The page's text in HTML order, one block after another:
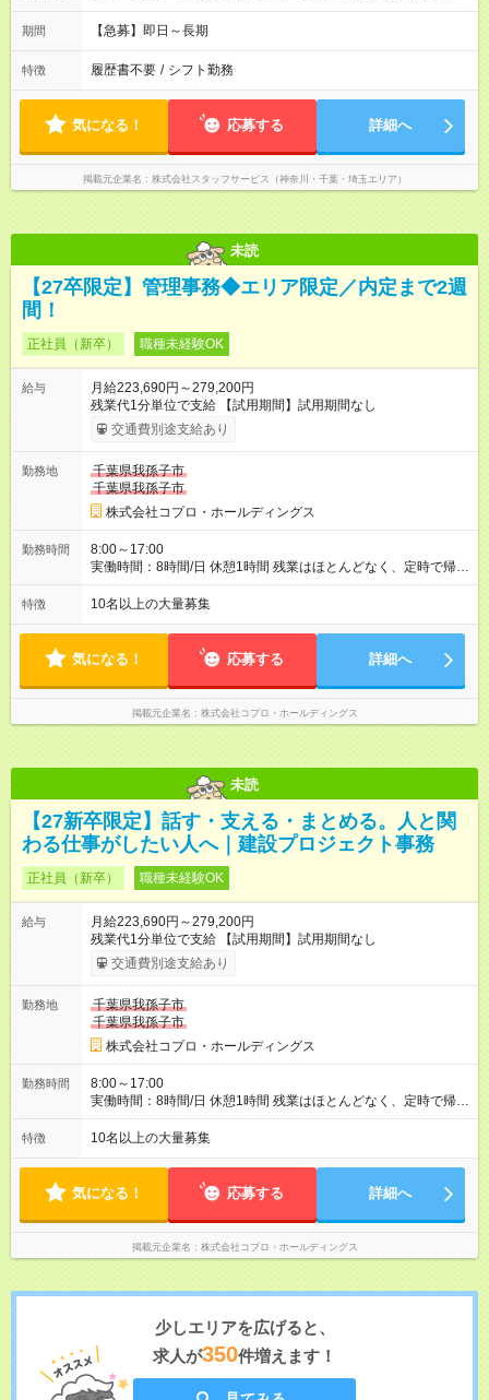
期間 【急募】即日～長期
特徴 履歴書不要 / シフト勤務
気になる！ 応募する 詳細へ
掲載元企業名 株式会社スタッフサービス（神奈川・千葉・埼玉エリア）
未読
【27卒限定】管理事務◆エリア限定／内定まで2週
間！
正社員（新卒） 職種未経験OK
給与
月給223,690円～279,200円
残業代1分単位で支給 【試用期間】試用期間なし
交通費別途支給あり
勤務地
千葉県我孫子市
千葉県我孫子市
株式会社コプロ・ホールディングス
勤務時間
8:00～17:00
実働時間：8時間/日 休憩1時間 残業はほとんどなく、定時で帰れ
る日が多い働き方です。 毎日の業務は進捗管理や事務が中心な
ので、 「今日やるべき仕事」が終われば、自然と区切りをつけ
方を大切にしています。
特徴 10名以上の大量募集
気になる！ 応募する 詳細へ
掲載元企業名 株式会社コプロ・ホールディングス
未読
【27新卒限定】話す・支える・まとめる。人と関
わる仕事がしたい人へ｜建設プロジェクト事務
正社員（新卒） 職種未経験OK
給与
月給223,690円～279,200円
残業代1分単位で支給 【試用期間】試用期間なし
交通費別途支給あり
勤務地
千葉県我孫子市
千葉県我孫子市
株式会社コプロ・ホールディングス
勤務時間
8:00～17:00
実働時間：8時間/日 休憩1時間 残業はほとんどなく、定時で帰れ
る日が多い働き方です。 毎日の業務は進捗管理や事務が中心な
ので、 「今日やるべき仕事」が終われば、自然と区切りをつけ
方を大切にしています。
特徴 10名以上の大量募集
気になる！ 応募する 詳細へ
掲載元企業名 株式会社コプロ・ホールディングス
少しエリアを広げると、
求人が350件増えます！